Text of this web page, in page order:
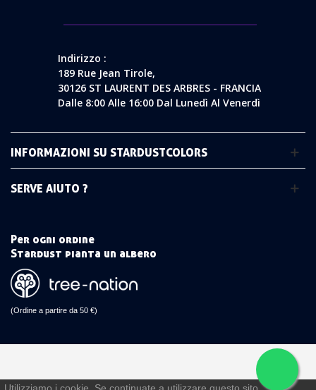
Indirizzo :
189 Rue Jean Tirole,
30126 ST LAURENT DES ARBRES - FRANCIA
Dalle 8:00 Alle 16:00 Dal Lunedì Al Venerdì
INFORMAZIONI SU STARDUSTCOLORS
SERVE AIUTO ?
Per ogni ordine
Stardust pianta un albero
(Ordine a partire da 50 €)